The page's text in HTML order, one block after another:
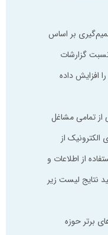
بر اساس
گزارشات
را افزایش داده
تمامی مشاغل
الکترونیک از
از اطلاعات و
نتایج لیست زیر
برتر حوزه